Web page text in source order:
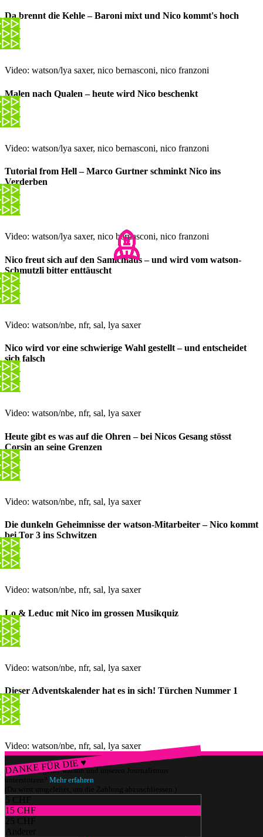
Da brennt die Kehle – Baroni mixt und Nico kommt's hoch
Video: watson/lya saxer, nico bernasconi, nico franzoni
Malen nach Qualen – heute wird Nico beschenkt
Video: watson/lya saxer, nico bernasconi, nico franzoni
Tutorial from Hell – Marco Gurtner schminkt Nico ins
Verderben
Video: watson/lya saxer, nico bernasconi, nico franzoni
Nico freut sich auf den Samichlaus – und wird vom watson-
Schmutzli bitter enttäuscht
Video: watson/nbe, nfr, sal, lya saxer
Nico wird vor eine schwierige Wahl gestellt – und entscheidet
sich falsch
Video: watson/nbe, nfr, sal, lya saxer
Heute gibt es was auf die Ohren – bei Nicos Gesang stösst
Corsin an seine Grenzen
Video: watson/nbe, nfr, sal, lya saxer
Die dunkeln Geheimnisse der watson-Mitarbeiter – Nico kommt
bei Tor 3 ins Schwitzen
Video: watson/nbe, nfr, sal, lya saxer
Lo & Leduc mit Nico im grossen Musikquiz
Video: watson/nbe, nfr, sal, lya saxer
Dieser Adventskalender hat es in sich! Türchen Nummer 1
Video: watson/nbe, nfr, sal, lya saxer
DANKE FÜR DIE ♥
Würdest du gerne watson und unseren Journalismus
unterstützen? Mehr erfahren
(Du wirst umgeleitet, um die Zahlung abzuschliessen.)
5 CHF
15 CHF
25 CHF
Anderer